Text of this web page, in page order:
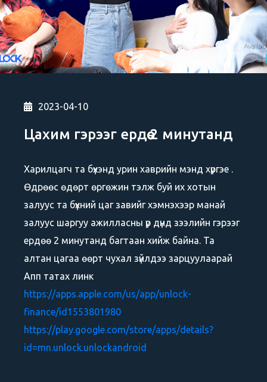
2023-04-10
Цахим гэрээг ердөө 2 минутанд
Харилцагч та бүхэнд урин хаврийн мэнд хүргэе .
Өдрөөс өдөрт өргөжин тэлж буй их хотын
залуус та бүхний цаг завийг хэмнэхээр манай
залуус шаргуу ажилласны үр дүнд зээлийн гэрээг
ердөө 2 минутанд багтаан хийж байна. Та
алтан цагаа өөрт чухал зүйлдээ зарцуулаарай
Апп татах линк
https://apps.apple.com/us/app/unlock-
finance/id1553801980
https://play.google.com/store/apps/details?
id=mn.unlock.unlockandroid